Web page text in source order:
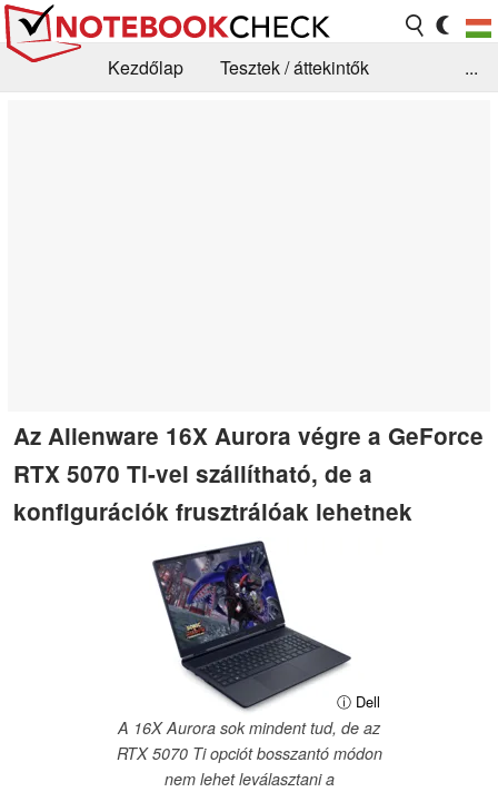
Kezdőlap
Tesztek / áttekintők
...
Az Alienware 16X Aurora végre a GeForce
RTX 5070 Ti-vel szállítható, de a
konfigurációk frusztrálóak lehetnek
ⓘ Dell
A 16X Aurora sok mindent tud, de az
RTX 5070 Ti opciót bosszantó módon
nem lehet leválasztani a